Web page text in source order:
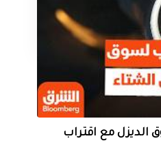
الديزل مع اقتراب